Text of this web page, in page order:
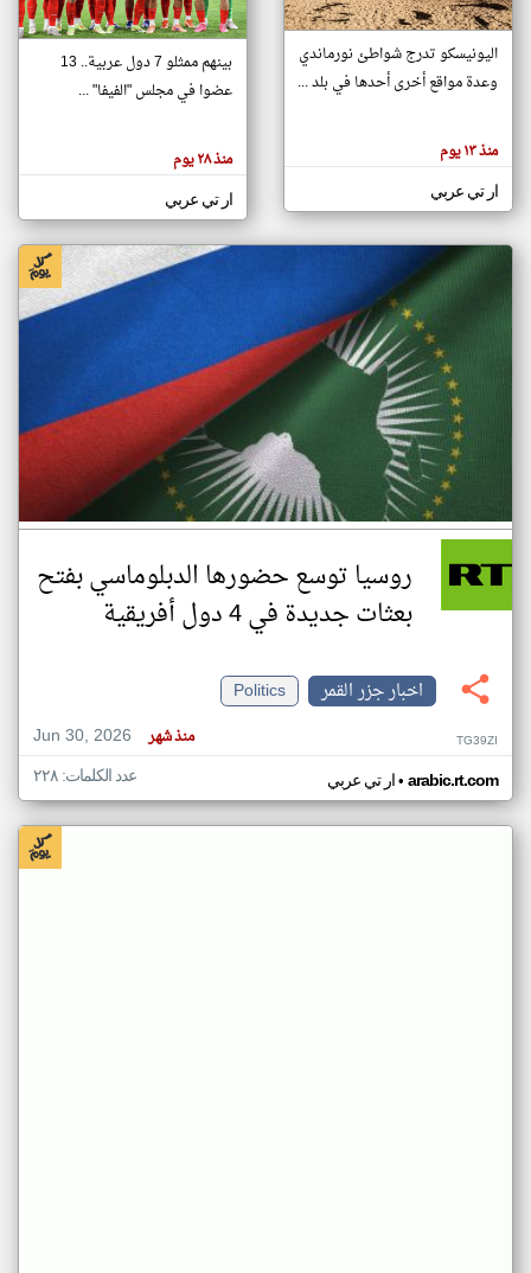
تغيير الدولة
اخبار جزر القمر على مدار الساعة
أهم اخبار جزر القمر العاجلة والمباشرة
هنا عن
وجهة
كاتبيها.
اليونيسكو تدرج شواطئ نورماندي
وعدة مواقع أخرى أحدها في بلد ...
منذ ١٣ يوم
ار تي عربي
بينهم ممثلو 7 دول عربية.. 13
عضوا في مجلس "الفيفا" ...
منذ ٢٨ يوم
ار تي عربي
روسيا توسع حضورها الدبلوماسي بفتح
بعثات جديدة في 4 دول أفريقية
اخبار جزر القمر
Politics
Jun 30, 2026
منذ شهر TG39ZI
ار تي عربي• arabic.rt.com عدد الكلمات: ٢٢٨
klyoum.com